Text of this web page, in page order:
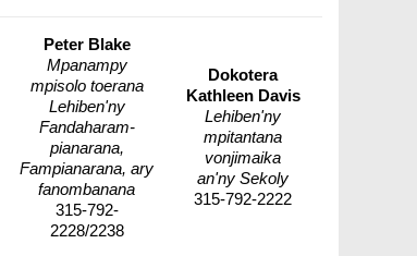
Peter Blake
Mpanampy
mpisolo toerana
Lehiben'ny
Fandaharam-
pianarana,
Fampianarana, ary
fanombanana
315-792-
2228/2238
Dokotera
Kathleen Davis
Lehiben'ny
mpitantana
vonjimaika
an'ny Sekoly
315-792-2222